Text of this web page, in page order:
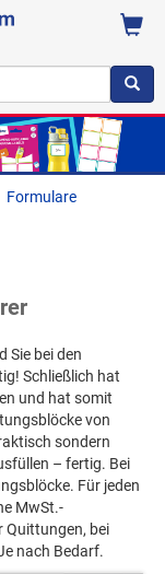
Formulare
Sie bei den
Schließlich hat
und hat somit
von
sondern
– fertig. Bei
Für jeden
MwSt.-
Quittungen, bei
nach Bedarf.